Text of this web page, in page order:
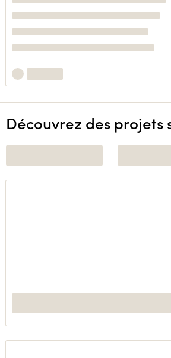
Découvrez des projets